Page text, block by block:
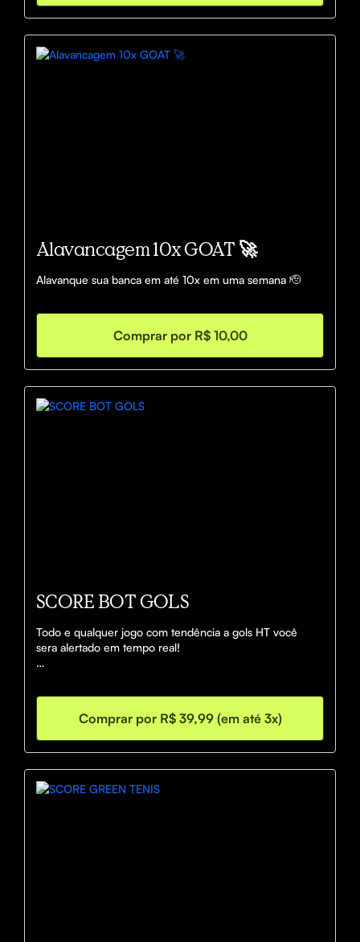
Alavancagem 10x GOAT 🚀
Alavanque sua banca em até 10x em uma semana 🫡
Comprar por R$ 10,00
SCORE BOT GOLS
Todo e qualquer jogo com tendência a gols HT você
sera alertado em tempo real!
todos os jogos com tendência a gol HT, analise de
Comprar por R$ 39,99 (em até 3x)